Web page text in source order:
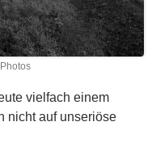
vielfach einem
nicht auf unseriöse